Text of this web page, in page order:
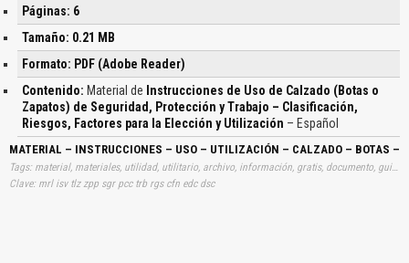
Páginas: 6
Tamaño: 0.21 MB
Formato: PDF (Adobe Reader)
Contenido: Material de Instrucciones de Uso de Calzado (Botas o
Zapatos) de Seguridad, Protección y Trabajo – Clasificación,
Riesgos, Factores para la Elección y Utilización – Español
MATERIAL – INSTRUCCIONES – USO – UTILIZACIÓN – CALZADO – BOTAS –
Tags: material, materiales, utilidad, utilitario, archivo, información, gratis, documento, guias, guías, instrucción, usos, utilizaciones, calzados, implementos, potecciones, clasificaciones, clases, aprender, descargas
Clave: mrl isv tlz zpp sgr pcc trb rgs cfn edc dsc